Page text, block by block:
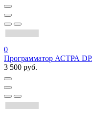
0
Программатор АСТРА
3 500 руб.